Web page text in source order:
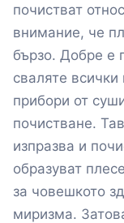
почистват
внимание, че
бързо. Добре е
сваляте
прибори от
почистване.
изпразва и
образуват
за човешкото
миризма.